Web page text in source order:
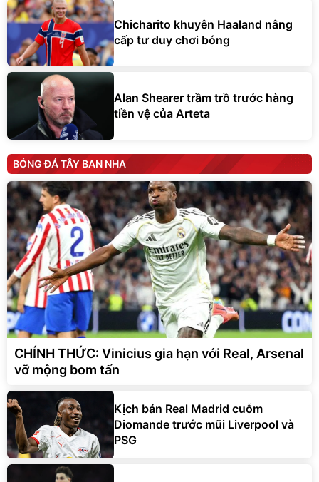
Chicharito khuyên Haaland nâng
cấp tư duy chơi bóng
Alan Shearer trầm trồ trước hàng
tiền vệ của Arteta
BÓNG ĐÁ TÂY BAN NHA
CHÍNH THỨC: Vinicius gia hạn với Real, Arsenal
vỡ mộng bom tấn
Kịch bản Real Madrid cuỗm
Diomande trước mũi Liverpool và
PSG